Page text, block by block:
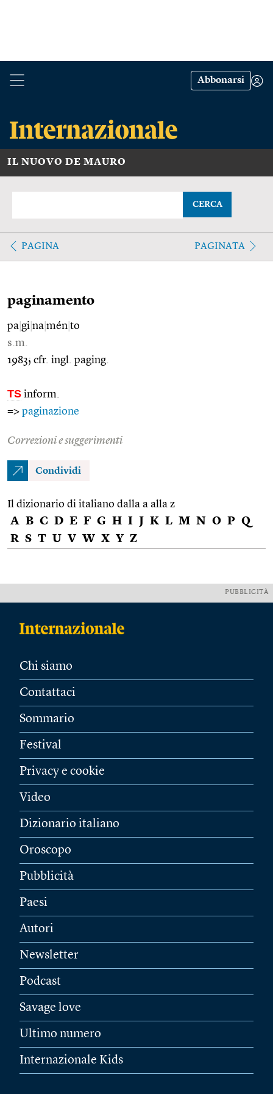
Abbonarsi
IL NUOVO DE MAURO
CERCA
PAGINA PAGINATA
paginamento
pa gi na mén to
s.m.
1983; cfr. ingl. paging.
TS inform.
=> paginazione
Correzioni e suggerimenti
Condividi
Il dizionario di italiano dalla a alla z
A B C D E F G H I J K L M N O P Q
R S T U V W X Y Z
PUBBLICITÀ
Chi siamo
Contattaci
Sommario
Festival
Privacy e cookie
Video
Dizionario italiano
Oroscopo
Pubblicità
Paesi
Autori
Newsletter
Podcast
Savage love
Ultimo numero
Internazionale Kids